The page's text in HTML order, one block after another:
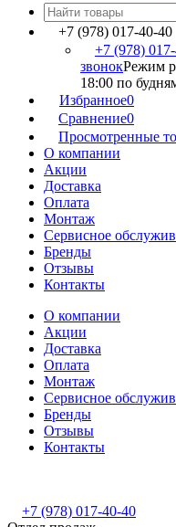
+7 (978) 017-40-40
+7 (978)
звонокРежим
18:00 по
Избранное0
Сравнение0
Просмотренные
О компании
Акции
Доставка
Оплата
Монтаж
Сервисное
Бренды
Отзывы
Контакты
О компании
Акции
Доставка
Оплата
Монтаж
Сервисное
Бренды
Отзывы
Контакты
+7 (978) 017-40-40